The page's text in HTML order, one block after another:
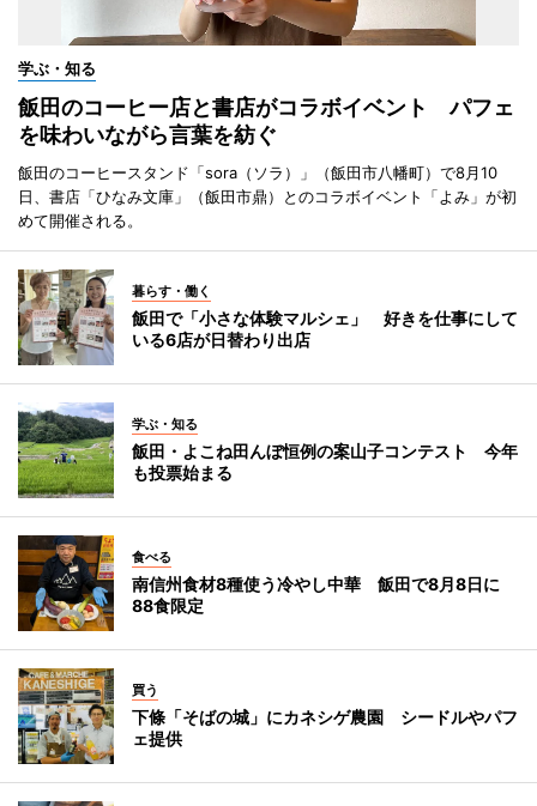
学ぶ・知る
飯田のコーヒー店と書店がコラボイベント パフェ
を味わいながら言葉を紡ぐ
飯田のコーヒースタンド「sora（ソラ）」（飯田市八幡町）で8月10
日、書店「ひなみ文庫」（飯田市鼎）とのコラボイベント「よみ」が初
めて開催される。
暮らす・働く
飯田で「小さな体験マルシェ」 好きを仕事にして
いる6店が日替わり出店
学ぶ・知る
飯田・よこね田んぼ恒例の案山子コンテスト 今年
も投票始まる
食べる
南信州食材8種使う冷やし中華 飯田で8月8日に
88食限定
買う
下條「そばの城」にカネシゲ農園 シードルやパフ
ェ提供